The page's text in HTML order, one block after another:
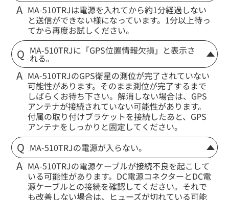
MA-510TRJは電源を入れてから約1分経過しない
と送信ができない様になっています。1分以上待っ
てから再度お試しください。
MA-510TRJに「GPS位置情報欠損」と表示さ
れる。
MA-510TRJのGPS衛星の測位が完了されていない
可能性があります。そのまま測位が完了するまで
しばらくお待ち下さい。解消しない場合は、GPS
アンテナが接続されていない可能性があります。
付属の取り付けブラケットを接続したあと、GPS
アンテナをしっかりと固定してください。
MA-510TRJの電源が入らない。
MA-510TRJの電源ケーブルが接続不良を起こして
いる可能性があります。DC電源コネクターとDC電
源ケーブルとの接続を確認してください。それで
も改善しない場合は、ヒューズが切れている可能